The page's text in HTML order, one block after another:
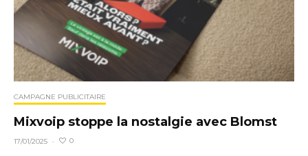
CAMPAGNE PUBLICITAIRE
Mixvoip stoppe la nostalgie avec Blomst
17/01/2025 · 0